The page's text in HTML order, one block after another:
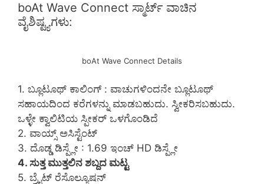
boAt Wave Connect ಸ್ಮಾರ್ಟ್ ವಾಚಿನ
ವೈಶಿಷ್ಟ್ಯಗಳು:
boAt Wave Connect Details
1. ಬ್ಲೂಟೂಥ್ ಕಾಲಿಂಗ್ : ವಾಚುಗಳಿಂದನೇ ಬ್ಲೂಟೂಥ್
ಸಹಾಯದಿಂದ ಕರೆಗಳನ್ನು ಮಾಡಬಹುದು. ಸ್ವೀಕರಿಸಬಹುದು.
ಒಳ್ಳೇ ಕ್ವಾಲಿಟಿಯ ಸ್ಪೀಕರ್ ಒಳಗೊಂಡಿದೆ
2. ವಾಯ್ಸ್ ಅಸಿಸ್ಟೆಂಟ್
3. ದೊಡ್ಡ ಡಿಸ್ಪ್ಲೇ : 1.69 ಇಂಚ್ HD ಡಿಸ್ಪ್ಲೇ
4. ಸುತ್ತ ಮುತ್ತಲಿನ ಶಬ್ದದ ಮಟ್ಟ
5. ಬ್ರೈಟ್ ರೆಸೊಲ್ಯೂಷನ್